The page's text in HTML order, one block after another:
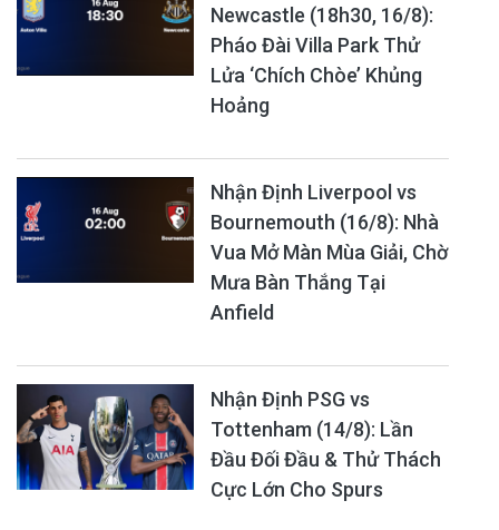
Newcastle (18h30, 16/8):
Pháo Đài Villa Park Thử
Lửa ‘Chích Chòe’ Khủng
Hoảng
Nhận Định Liverpool vs
Bournemouth (16/8): Nhà
Vua Mở Màn Mùa Giải, Chờ
Mưa Bàn Thắng Tại
Anfield
Nhận Định PSG vs
Tottenham (14/8): Lần
Đầu Đối Đầu & Thử Thách
Cực Lớn Cho Spurs